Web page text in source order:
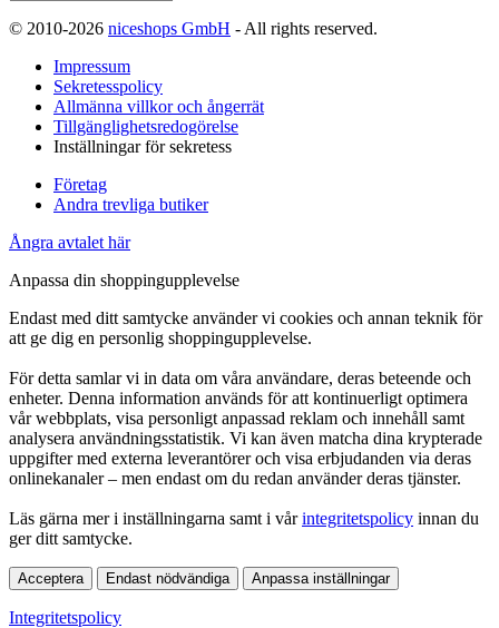
© 2010-2026 niceshops GmbH - All rights reserved.
Impressum
Sekretesspolicy
Allmänna villkor och ångerrät
Tillgänglighetsredogörelse
Inställningar för sekretess
Företag
Andra trevliga butiker
Ångra avtalet här
Anpassa din shoppingupplevelse
Endast med ditt samtycke använder vi cookies och annan teknik för
att ge dig en personlig shoppingupplevelse.
För detta samlar vi in data om våra användare, deras beteende och
enheter. Denna information används för att kontinuerligt optimera
vår webbplats, visa personligt anpassad reklam och innehåll samt
analysera användningsstatistik. Vi kan även matcha dina krypterade
uppgifter med externa leverantörer och visa erbjudanden via deras
onlinekanaler – men endast om du redan använder deras tjänster.
Läs gärna mer i inställningarna samt i vårintegritetspolicy innan du
ger ditt samtycke.
Acceptera Endast nödvändiga Anpassa inställningar
Integritetspolicy